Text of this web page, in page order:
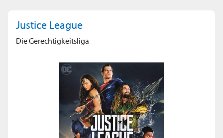
Justice League
Die Gerechtigkeitsliga